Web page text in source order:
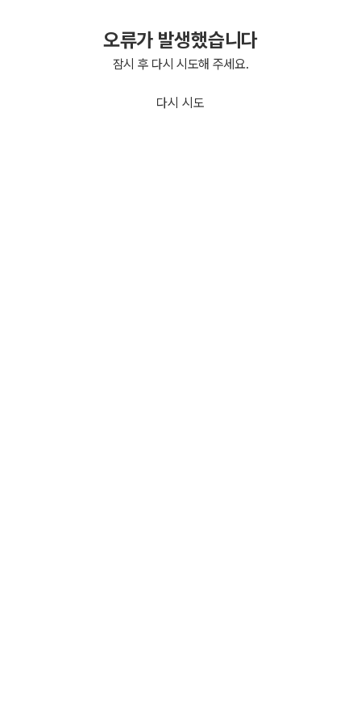
오류가 발생했습니다
잠시 후 다시 시도해 주세요.
다시 시도